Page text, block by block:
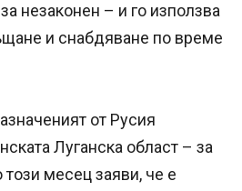
незаконен – и го използва
и снабдяване по време
от Русия
Луганска област – за
месец заяви, че е